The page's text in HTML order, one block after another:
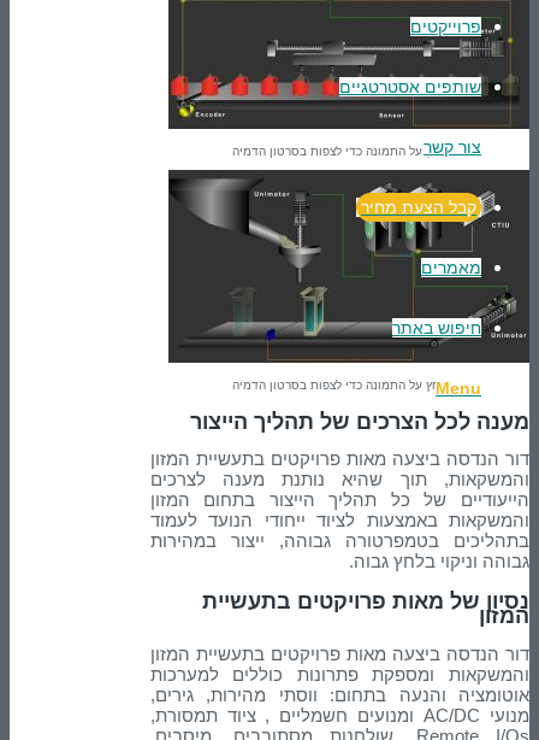
פרוייקטים
שותפים אסטרטגיים
צור קשר
קבל הצעת מחיר
מאמרים
חיפוש באתר
Menu
לחץ על התמונה כדי לצפות בסרטון הדמיה
לחץ על התמונה כדי לצפות בסרטון הדמיה
מענה לכל הצרכים של תהליך הייצור
דור הנדסה ביצעה מאות פרויקטים בתעשיית המזון
והמשקאות, תוך שהיא נותנת מענה לצרכים
הייעודיים של כל תהליך הייצור בתחום המזון
והמשקאות באמצעות לציוד ייחודי הנועד לעמוד
בתהליכים בטמפרטורה גבוהה, ייצור במהירות
גבוהה וניקוי בלחץ גבוה.
נסיון של מאות פרויקטים בתעשיית
המזון
דור הנדסה ביצעה מאות פרויקטים בתעשיית המזון
והמשקאות ומספקת פתרונות כוללים למערכות
אוטומציה והנעה בתחום: ווסתי מהירות, גירים,
מנועי AC/DC ומנועים חשמליים , ציוד תמסורת,
Remote I/Os, שולחנות מסתובבים, מיסבים,